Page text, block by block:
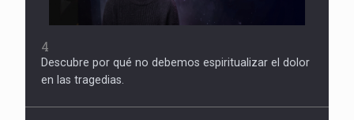
4
Descubre por qué no debemos espiritualizar el dolor
en las tragedias.